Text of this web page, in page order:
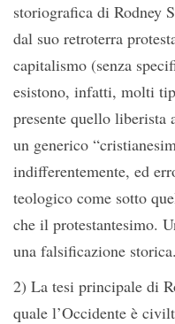
storiografica di Rodney
dal suo retroterra
capitalismo (senza
esistono, infatti, molti
presente quello liberista
un generico
indifferentemente, ed
teologico come sotto
che il protestantesimo.
una falsificazione storica.
2) La tesi principale di
quale l’Occidente è